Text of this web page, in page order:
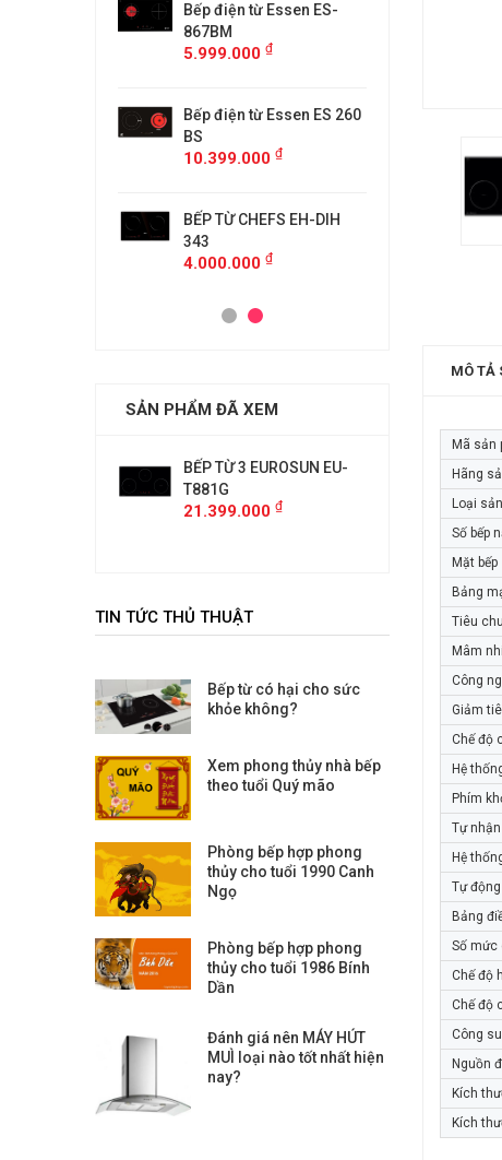
MÔ TẢ
Mã sản
Hãng
Loại
Số bếp
Mặt bếp
Bảng
Tiêu
Mâm
Công
Giảm
Chế độ
Hệ
Phím
Tự
Hệ
Tự
Bảng
Số mức
Chế độ
Chế độ
Công
Nguồn
Kích
Kích
Bếp điện từ Essen ES-
867BM
5.999.000 ₫
Bếp điện từ Essen ES 260
BS
10.399.000 ₫
BẾP TỪ CHEFS EH-DIH
343
4.000.000 ₫
Bếp Từ
SẢN PHẨM ĐÃ XEM
BẾP TỪ 3 EUROSUN EU-
T881G
21.399.000 ₫
BẾP TỪ 3
T881G
TIN TỨC THỦ THUẬT
Bếp từ có hại cho sức
khỏe không?
Xem phong thủy nhà bếp
theo tuổi Quý mão
Phòng bếp hợp phong
thủy cho tuổi 1990 Canh
Ngọ
Phòng bếp hợp phong
thủy cho tuổi 1986 Bính
Dần
Đánh giá nên MÁY HÚT
MUÌ loại nào tốt nhất hiện
nay?